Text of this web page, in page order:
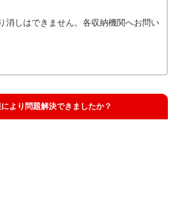
消しはできません。各収納機関へお問い
より問題解決できましたか？